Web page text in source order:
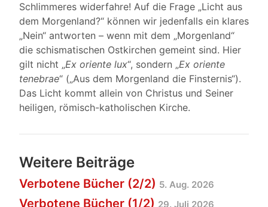
Schlimmeres widerfahre! Auf die Frage „Licht aus
dem Morgenland?“ können wir jedenfalls ein klares
„Nein“ antworten – wenn mit dem „Morgenland“
die schismatischen Ostkirchen gemeint sind. Hier
gilt nicht „Ex oriente lux“, sondern „Ex oriente
tenebrae“ („Aus dem Morgenland die Finsternis“).
Das Licht kommt allein von Christus und Seiner
heiligen, römisch-katholischen Kirche.
Weitere Beiträge
Verbotene Bücher (2/2) 5. Aug. 2026
Verbotene Bücher (1/2) 29. Juli 2026